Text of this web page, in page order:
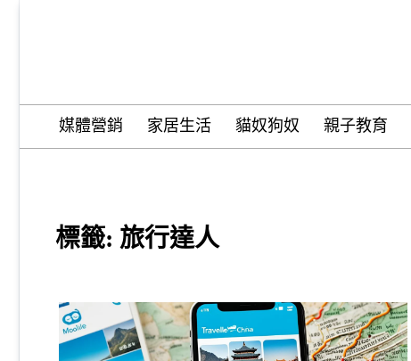
Wordify Pro
媒體營銷 家居生活 貓奴狗奴 親子教育
標籤: 旅行達人